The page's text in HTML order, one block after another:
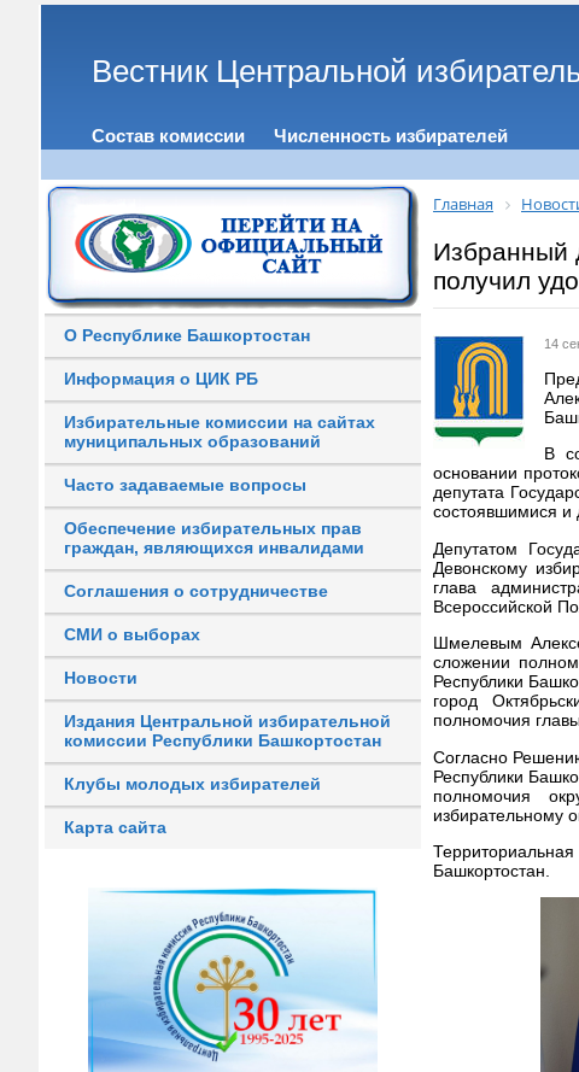
Вестник Центральной
Состав комиссии Численность избирателей
О Республике Башкортостан
Информация о ЦИК РБ
Избирательные комиссии на сайтах
муниципальных образований
Часто задаваемые вопросы
Обеспечение избирательных прав
граждан, являющихся инвалидами
Соглашения о сотрудничестве
СМИ о выборах
Новости
Издания Центральной избирательной
комиссии Республики Башкортостан
Клубы молодых избирателей
Карта сайта
Главная
Избранный
получил
14
В
основании
депутата
состоявшимися и
Депутатом
Девонскому
глава
Всероссийской
Шмелевым
сложении
Республики
город
полномочия
Согласно
Республики
полномочия
избирательному
Башкортостан.